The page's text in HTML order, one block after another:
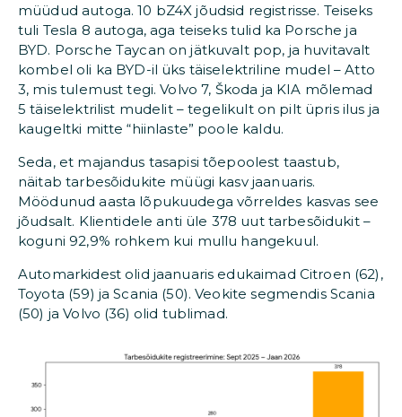
müüdud autoga. 10 bZ4X jõudsid registrisse. Teiseks
tuli Tesla 8 autoga, aga teiseks tulid ka Porsche ja
BYD. Porsche Taycan on jätkuvalt pop, ja huvitavalt
kombel oli ka BYD-il üks täiselektriline mudel – Atto
3, mis tulemust tegi. Volvo 7, Škoda ja KIA mõlemad
5 täiselektrilist mudelit – tegelikult on pilt üpris ilus ja
kaugeltki mitte “hiinlaste” poole kaldu.
Seda, et majandus tasapisi tõepoolest taastub,
näitab tarbesõidukite müügi kasv jaanuaris.
Möödunud aasta lõpukuudega võrreldes kasvas see
jõudsalt. Klientidele anti üle 378 uut tarbesõidukit –
koguni 92,9% rohkem kui mullu hangekuul.
Automarkidest olid jaanuaris edukaimad Citroen (62),
Toyota (59) ja Scania (50). Veokite segmendis Scania
(50) ja Volvo (36) olid tublimad.